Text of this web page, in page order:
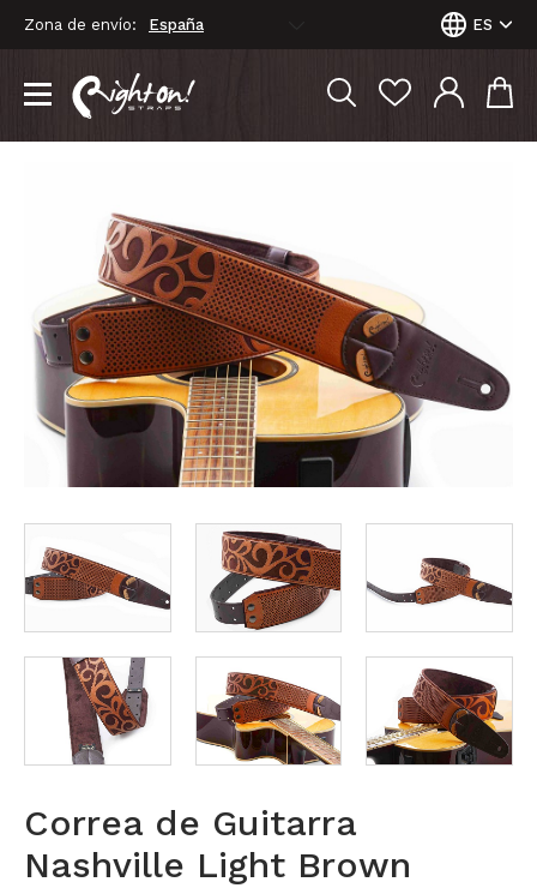
Zona de envío: ES
Correa de Guitarra
Nashville Light Brown